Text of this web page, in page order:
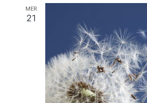
MER
21